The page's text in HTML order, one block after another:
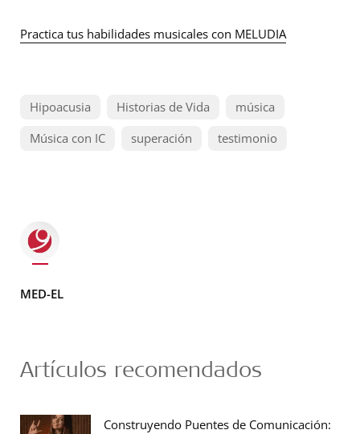
Practica tus habilidades musicales con MELUDIA
Hipoacusia Historias de Vida
música
Música con IC
superación testimonio
MED-EL
Artículos recomendados
Construyendo Puentes de Comunicación: